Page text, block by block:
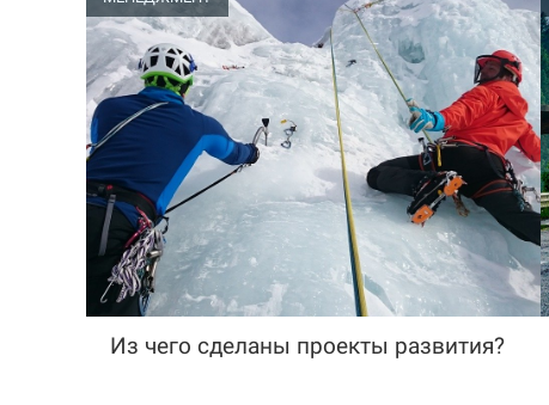
Из чего сделаны проекты развития?